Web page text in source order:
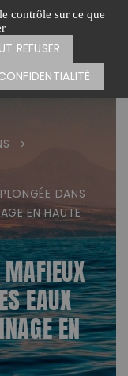
contrôle sur ce que
REFUSER
UN DON
>
DANS
EN HAUTE
EAUX
EN